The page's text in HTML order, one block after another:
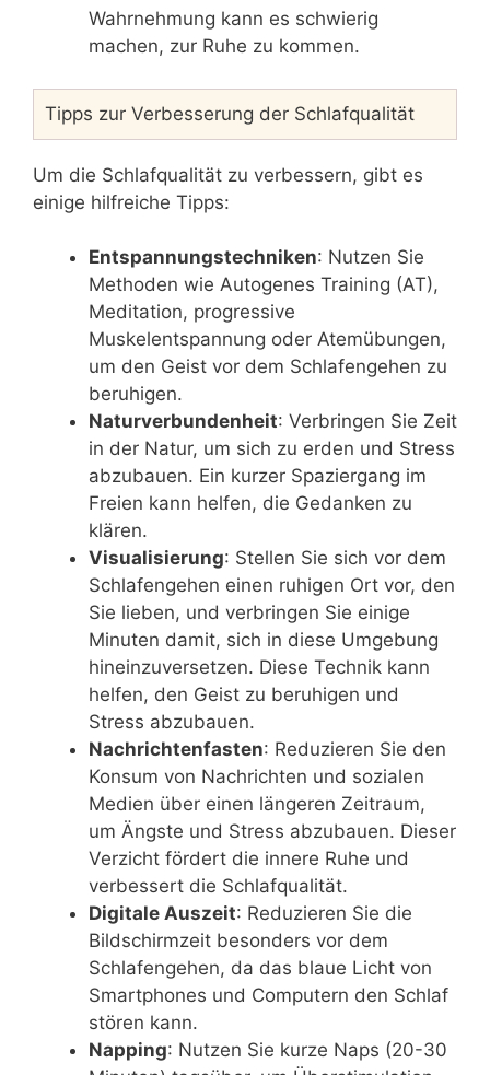
Wahrnehmung kann es schwierig
machen, zur Ruhe zu kommen.
Tipps zur Verbesserung der Schlafqualität
Um die Schlafqualität zu verbessern, gibt es
einige hilfreiche Tipps:
Entspannungstechniken: Nutzen Sie
Methoden wie Autogenes Training (AT),
Meditation, progressive
Muskelentspannung oder Atemübungen,
um den Geist vor dem Schlafengehen zu
beruhigen.
Naturverbundenheit: Verbringen Sie Zeit
in der Natur, um sich zu erden und Stress
abzubauen. Ein kurzer Spaziergang im
Freien kann helfen, die Gedanken zu
klären.
Visualisierung: Stellen Sie sich vor dem
Schlafengehen einen ruhigen Ort vor, den
Sie lieben, und verbringen Sie einige
Minuten damit, sich in diese Umgebung
hineinzuversetzen. Diese Technik kann
helfen, den Geist zu beruhigen und
Stress abzubauen.
Nachrichtenfasten: Reduzieren Sie den
Konsum von Nachrichten und sozialen
Medien über einen längeren Zeitraum,
um Ängste und Stress abzubauen. Dieser
Verzicht fördert die innere Ruhe und
verbessert die Schlafqualität.
Digitale Auszeit: Reduzieren Sie die
Bildschirmzeit besonders vor dem
Schlafengehen, da das blaue Licht von
Smartphones und Computern den Schlaf
stören kann.
Napping: Nutzen Sie kurze Naps (20-30